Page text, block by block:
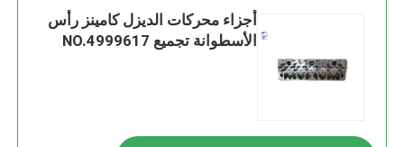
أجزاء محركات الديزل كامينز رأس
الأسطوانة تجميع NO.4999617